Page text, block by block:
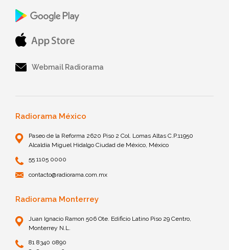
Webmail Radiorama
Radiorama México
Paseo de la Reforma 2620 Piso 2 Col. Lomas Altas C.P.11950
Alcaldía Miguel Hidalgo Ciudad de México, México
55 1105 0000
contacto@radiorama.com.mx
Radiorama Monterrey
Juan Ignacio Ramon 506 Ote. Edificio Latino Piso 29 Centro,
Monterrey N.L.
81 8340 0890